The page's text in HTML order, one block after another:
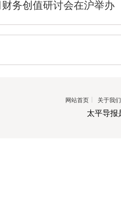
务创值研讨会在沪举办
网站首页 关于我们
太平导报